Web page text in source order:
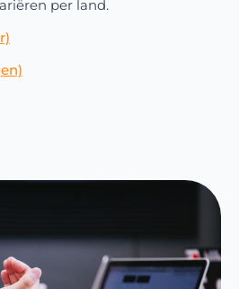
per land.